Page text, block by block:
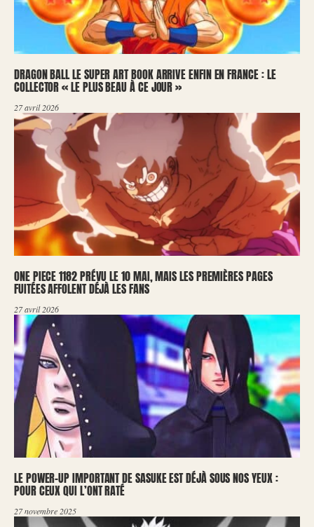
DRAGON BALL LE SUPER ART BOOK ARRIVE ENFIN EN FRANCE : LE
COLLECTOR « LE PLUS BEAU À CE JOUR »
27 avril 2026
ONE PIECE 1182 PRÉVU LE 10 MAI, MAIS LES PREMIÈRES PAGES
FUITÉES AFFOLENT DÉJÀ LES FANS
27 avril 2026
LE POWER-UP IMPORTANT DE SASUKE EST DÉJÀ SOUS NOS YEUX :
POUR CEUX QUI L’ONT RATÉ
27 novembre 2025